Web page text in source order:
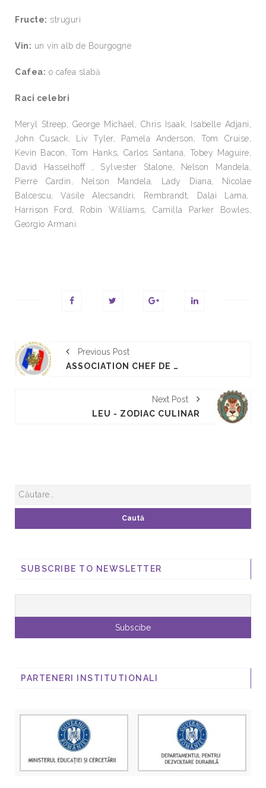
Fructe: struguri
Vin: un vin alb de Bourgogne
Cafea: o cafea slabă
Raci celebri
Meryl Streep, George Michael, Chris Isaak, Isabelle Adjani,
John Cusack, Liv Tyler, Pamela Anderson, Tom Cruise,
Kevin Bacon, Tom Hanks, Carlos Santana, Tobey Maguire,
David Hasselhoff , Sylvester Stalone, Nelson Mandela,
Pierre Cardin, Nelson Mandela, Lady Diana, Nicolae
Balcescu, Vasile Alecsandri, Rembrandt, Dalai Lama,
Harrison Ford, Robin Williams, Camilla Parker Bowles,
Georgio Armani.
Previous Post
ASSOCIATION CHEF DE LA REPUBLIQUE
Next Post
LEU - ZODIAC CULINAR
SUBSCRIBE TO NEWSLETTER
PARTENERI INSTITUTIONALI